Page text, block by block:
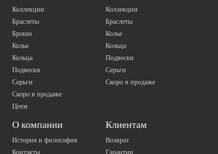
О компании
История и философия
Контакты
Клиентам
Возврат
Гарантии
Коллекции
Браслеты
Броши
Колье
Кольца
Подвески
Серьги
Скоро в продаже
Цепи
Коллекции
Браслеты
Колье
Кольца
Подвески
Серьги
Скоро в продаже